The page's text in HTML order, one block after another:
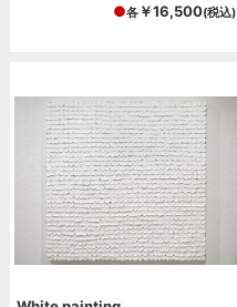
各 ￥16,500(税込)